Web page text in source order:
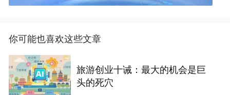
你可能也喜欢这些文章
旅游创业十诫：最大的机会是巨
头的死穴